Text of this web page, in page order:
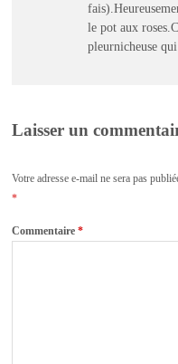
le pot aux
pleurnicheuse
Laisser un
Votre adresse e-mail ne sera pas
*
Commentaire*